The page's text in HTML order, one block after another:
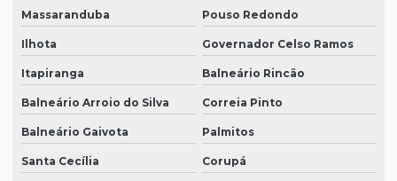
Massaranduba Pouso Redondo
Ilhota Governador Celso Ramos
Itapiranga Balneário Rincão
Balneário Arroio do Silva Correia Pinto
Balneário Gaivota Palmitos
Santa Cecília Corupá